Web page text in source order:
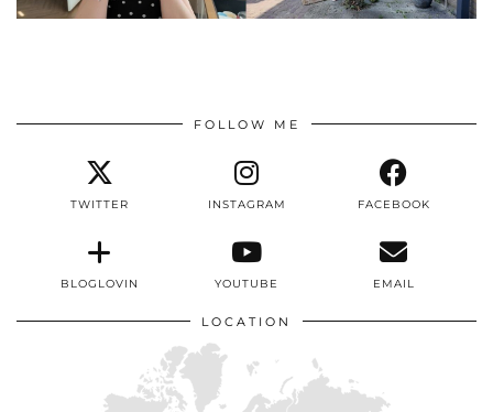
FOLLOW ME
TWITTER INSTAGRAM FACEBOOK
BLOGLOVIN YOUTUBE EMAIL
LOCATION